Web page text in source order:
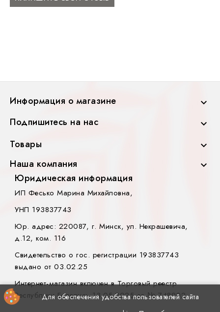
Информация о магазине 
Подпишитесь на нас 
Товары 
Наша компания 
Для обеспечения удобства пользователей сайта
Юридическая информация
ИП Фесько Марина Михайловна,
УНП 193837743
Юр. адрес: 220087, г. Минск, ул. Некрашевича,
д.12, ком. 116
Свидетельство о гос. регистрации 193837743
выдано от 03.02.25
Интернет-магазин включен в Торговый реестр
Республики Беларусь 13.05.2025 за № 748902.